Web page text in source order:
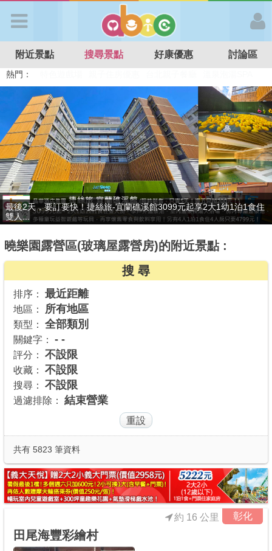
APP登入
首 頁
搜尋景點
好康優惠
最新消息
最新留言
商家合作
推薦景點
討論區
APP下載
附近景點 搜尋景點 好康優惠 討論區
熱門：
溜滑梯民宿
觀光工廠 DIY摘果 日本親子景點
贈九族文化村門票2張(總價值1100元*2)！4099元享日月潭經典大飯
店...
曉樂園露營區(玻璃屋露營房)的附近景點 :
搜 尋
排序： 最近距離
地區： 所有地區
類型： 全部類別
關鍵字： - -
評分： 不設限
收藏： 不設限
搜尋： 不設限
過濾排除： 結束營業
共有 5823 筆資料
彰化
田尾海豐彩繪村
約 16 公里